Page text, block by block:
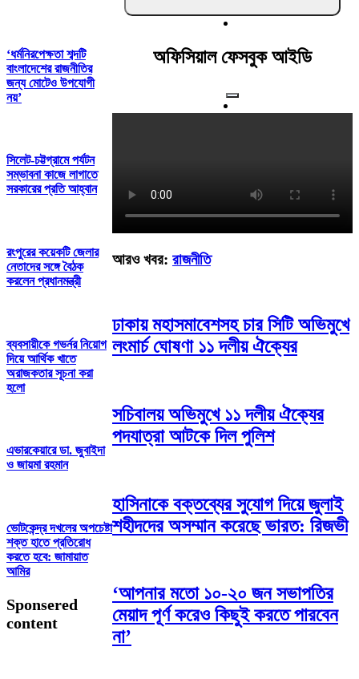
‘ধর্মনিরপেক্ষতা শব্দটি
বাংলাদেশের রাজনীতির
জন্য মোটেও উপযোগী
নয়’
সিলেট-চট্টগ্রামে পর্যটন
সম্ভাবনা কাজে লাগাতে
সরকারের প্রতি আহ্বান
রংপুরের কয়েকটি জেলার
নেতাদের সঙ্গে বৈঠক
করলেন প্রধানমন্ত্রী
ব্যবসায়ীকে গভর্নর নিয়োগ
দিয়ে আর্থিক খাতে
অরাজকতার সূচনা করা
হলো
এভারকেয়ারে ডা. জুবাইদা
ও জায়মা রহমান
ভোটকেন্দ্র দখলের অপচেষ্টা
শক্ত হাতে প্রতিরোধ
করতে হবে: জামায়াত
আমির
Sponsered
content
অফিসিয়াল ফেসবুক আইডি
আরও খবর: রাজনীতি
ঢাকায় মহাসমাবেশসহ চার সিটি অভিমুখে
লংমার্চ ঘোষণা ১১ দলীয় ঐক্যের
সচিবালয় অভিমুখে ১১ দলীয় ঐক্যের
পদযাত্রা আটকে দিল পুলিশ
হাসিনাকে বক্তব্যের সুযোগ দিয়ে জুলাই
শহীদদের অসম্মান করেছে ভারত: রিজভী
‘আপনার মতো ১০-২০ জন সভাপতির
মেয়াদ পূর্ণ করেও কিছুই করতে পারবেন
না’